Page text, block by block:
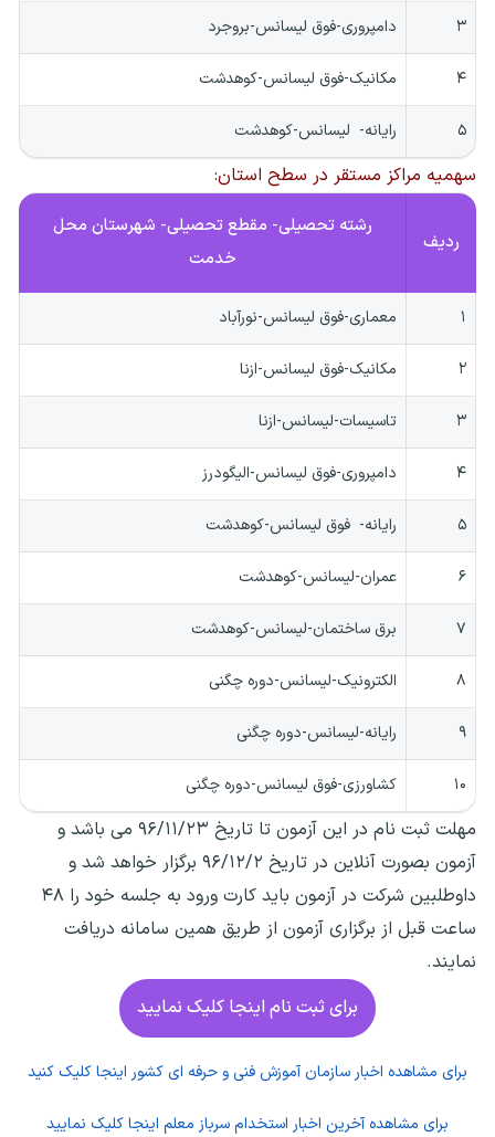
۳ دامپروری-فوق لیسانس-بروجرد
۴ مکانیک-فوق لیسانس-کوهدشت
۵ رایانه- لیسانس-کوهدشت
سهمیه مراکز مستقر در سطح استان:
ردیف
رشته تحصیلی- مقطع تحصیلی- شهرستان محل
خدمت
۱ معماری-فوق لیسانس-نورآباد
۲ مکانیک-فوق لیسانس-ازنا
۳ تاسیسات-لیسانس-ازنا
۴ دامپروری-فوق لیسانس-الیگودرز
۵ رایانه- فوق لیسانس-کوهدشت
۶ عمران-لیسانس-کوهدشت
۷ برق ساختمان-لیسانس-کوهدشت
۸ الکترونیک-لیسانس-دوره چگنی
۹ رایانه-لیسانس-دوره چگنی
۱۰ کشاورزی-فوق لیسانس-دوره چگنی
مهلت ثبت نام در این آزمون تا تاریخ ۹۶/۱۱/۲۳ می باشد و
آزمون بصورت آنلاین در تاریخ ۹۶/۱۲/۲ برگزار خواهد شد و
داوطلبین شرکت در آزمون باید کارت ورود به جلسه خود را ۴۸
ساعت قبل از برگزاری آزمون از طریق همین سامانه دریافت
نمایند.
برای ثبت نام اینجا کلیک نمایید
برای مشاهده اخبار سازمان آموزش فنی و حرفه ای کشور اینجا کلیک کنید
برای مشاهده آخرین اخبار استخدام سرباز معلم اینجا کلیک نمایید